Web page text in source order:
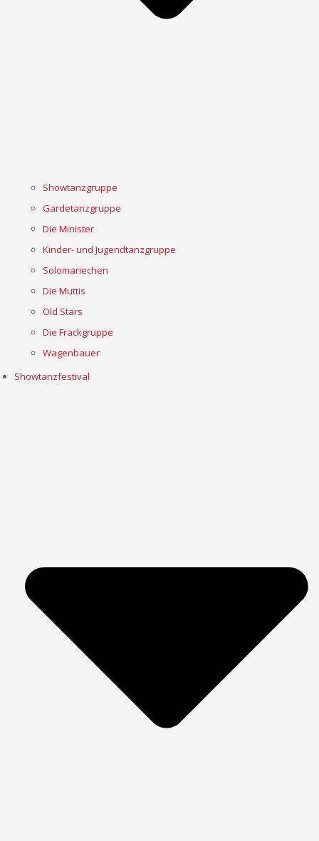
Showtanzgruppe
Gardetanzgruppe
Die Minister
Kinder- und Jugendtanzgruppe
Solomariechen
Die Muttis
Old Stars
Die Frackgruppe
Wagenbauer
Showtanzfestival